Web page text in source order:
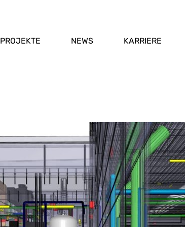
PROJEKTE NEWS
KARRIERE